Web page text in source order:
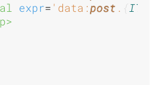
expr= 'data:post .